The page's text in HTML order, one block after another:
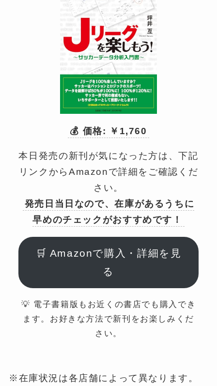
💰 価格: ￥1,760
本日発売の新刊が気になった方は、下記
リンクからAmazonで詳細をご確認くだ
さい。
発売日当日なので、在庫があるうちに
早めのチェックがおすすめです！
🛒 Amazonで購入・詳細を見
る
💡 電子書籍版もお近くの書店でも購入でき
ます。お好きな方法で新刊をお楽しみくだ
さい。
※在庫状況は各店舗によって異なります。